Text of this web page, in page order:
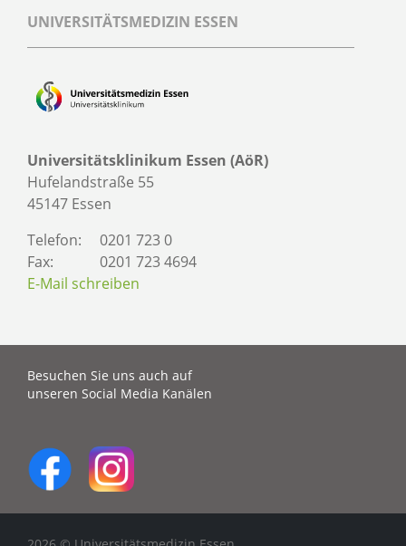
UNIVERSITÄTSMEDIZIN ESSEN
Universitätsklinikum Essen (AöR)
Hufelandstraße 55
45147 Essen
Telefon:
0201 723 0
Fax:
0201 723 4694
E-Mail schreiben
Besuchen Sie uns auch auf
unseren Social Media Kanälen